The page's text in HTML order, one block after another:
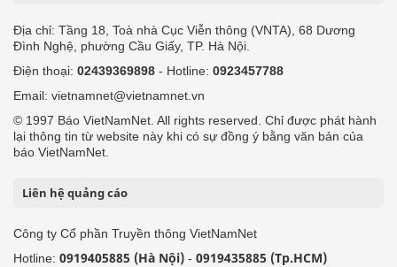
Địa chỉ: Tầng 18, Toà nhà Cục Viễn thông (VNTA), 68 Dương
Đình Nghệ, phường Cầu Giấy, TP. Hà Nội.
Điện thoại: 02439369898 - Hotline: 0923457788
Email: vietnamnet@vietnamnet.vn
© 1997 Báo VietNamNet. All rights reserved. Chỉ được phát hành
lại thông tin từ website này khi có sự đồng ý bằng văn bản của
báo VietNamNet.
Liên hệ quảng cáo
Công ty Cổ phần Truyền thông VietNamNet
Hotline: 0919405885 (Hà Nội) - 0919435885 (Tp.HCM)